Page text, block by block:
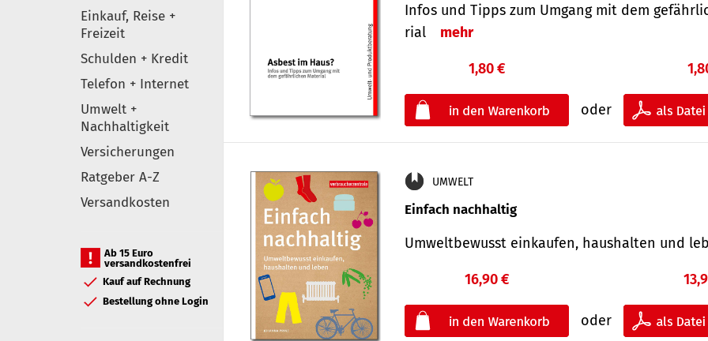
Einkauf, Reise +
Freizeit
Schulden + Kredit
Telefon + Internet
Umwelt +
Nachhaltigkeit
Versicherungen
Ratgeber A-Z
Versandkosten
Ab 15 Euro
versandkostenfrei
Kauf auf Rechnung
Bestellung ohne Login
Infos und Tipps zum Um­gang mit dem
rial
mehr
1,80 €
oder
UMWELT
Einfach nachhaltig
Umweltbewusst einkaufen, haushalten und
16,90 €
oder